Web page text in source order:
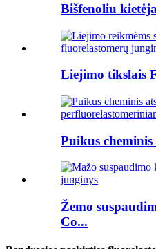
Bišfenoliu
Liejimo tikslais
Puikus
Žemo
Co...